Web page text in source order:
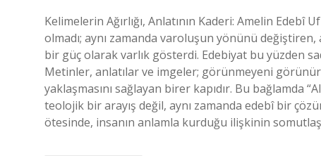
Kelimelerin Ağırlığı, Anlatının Kaderi: Amelin
olmadı; aynı zamanda varoluşun yönünü
bir güç olarak varlık gösterdi. Edebiyat bu yüzden
Metinler, anlatılar ve imgeler; görünmeyeni
yaklaşmasını sağlayan birer kapıdır. Bu bağlamda
teolojik bir arayış değil, aynı zamanda edebî bir
ötesinde, insanın anlamla kurduğu ilişkinin